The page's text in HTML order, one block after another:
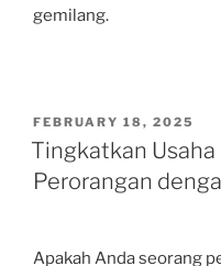
gemilang.
POSTED
ON
FEBRUARY 18, 2025
Tingkatkan
Perorangan
Apakah Anda seorang